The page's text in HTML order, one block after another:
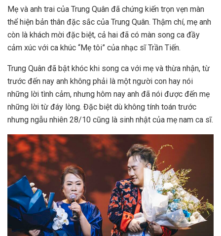
Mẹ và anh trai của Trung Quân đã chứng kiến trọn vẹn màn
thể hiện bản thân đặc sắc của Trung Quân. Thậm chí, mẹ anh
còn là khách mời đặc biệt, cả hai đã có màn song ca đầy
cảm xúc với ca khúc “Mẹ tôi” của nhạc sĩ Trần Tiến.
Trung Quân đã bật khóc khi song ca với mẹ và thừa nhận, từ
trước đến nay anh không phải là một người con hay nói
những lời tình cảm, nhưng hôm nay anh đã nói được đến mẹ
những lời từ đáy lòng. Đặc biệt dù không tính toán trước
nhưng ngẫu nhiên 28/10 cũng là sinh nhật của mẹ nam ca sĩ.